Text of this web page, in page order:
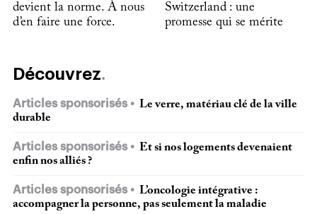
devient la norme. À nous
d’en faire une force.
Switzerland : une
promesse qui se mérite
Découvrez
Articles sponsorisés
Le verre, matériau clé de la ville
durable
Articles sponsorisés
Et si nos logements devenaient
enfin nos alliés ?
Articles sponsorisés
L’oncologie intégrative :
accompagner la personne, pas seulement la maladie